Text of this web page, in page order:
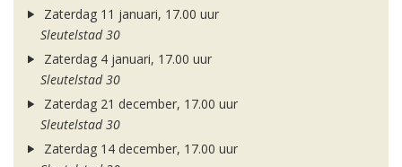
Zaterdag 11 januari, 17.00 uur
Sleutelstad 30
Zaterdag 4 januari, 17.00 uur
Sleutelstad 30
Zaterdag 21 december, 17.00 uur
Sleutelstad 30
Zaterdag 14 december, 17.00 uur